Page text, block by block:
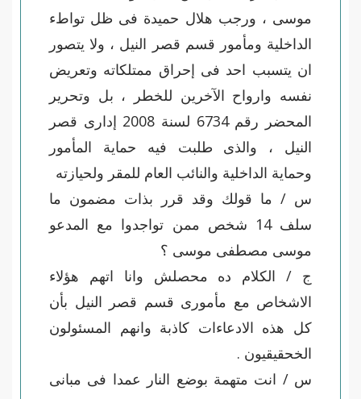
موسى ، ورجب هلال حميدة فى ظل تواطء
الداخلية ومأمور قسم قصر النيل ، ولا يتصور
ان يتسبب احد فى إحراق ممتلكاته وتعريض
نفسه وارواح الآخرين للخطر ، بل وتحرير
المحضر رقم 6734 لسنة 2008 إدارى قصر
النيل ، والذى طلبت فيه حماية المأمور
وحماية الداخلية والنائب العام للمقر ولحيازته
س / ما قولك وقد قرر بذات مضمون ما
سلف 14 شخص ممن تواجدوا مع المدعو
موسى مصطفى موسى ؟
ج / الكلام ده محصلش وانا اتهم هؤلاء
الاشخاص مع مأمورى قسم قصر النيل بأن
كل هذه الادعاءات كاذبة وانهم المسئولون
الخحقيقيون .
س / انت متهمة بوضع النار عمدا فى مبانى